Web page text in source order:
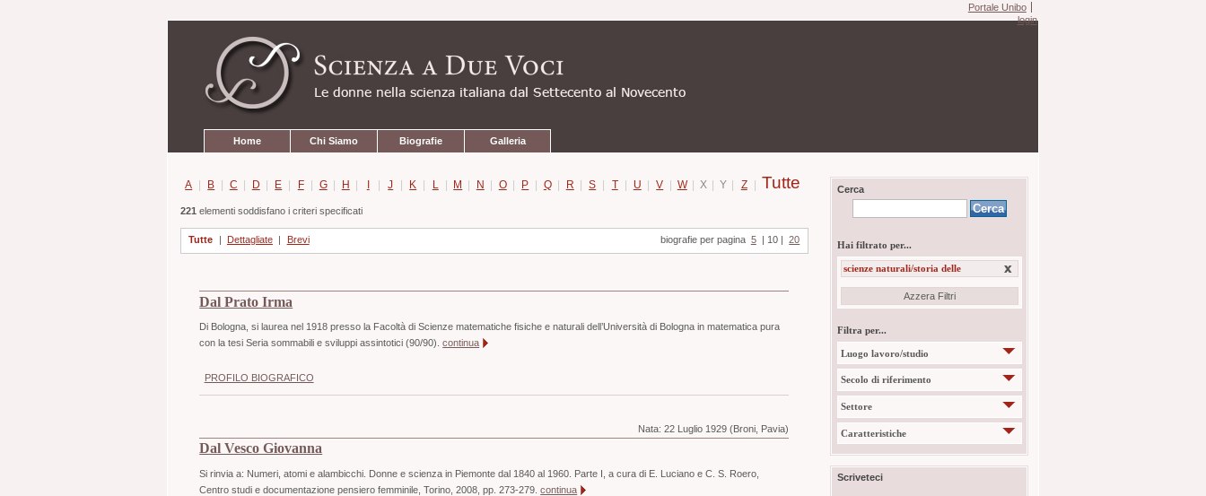
contenuti.
navigazione
Portale Unibo
login
Home Chi Siamo Biografie Galleria
A | B | C | D | E | F | G | H | I | J | K | L | M | N | O | P | Q | R | S | T | U | V | W | X | Y | Z | Tutte
221elementi soddisfano i criteri specificati
Tutte Dettagliate Brevi biografie per pagina 5 10 20
Dal Prato Irma
Di Bologna, si laurea nel 1918 presso la Facoltà di Scienze matematiche fisiche e naturali dell’Università di Bologna in matematica pura
con la tesi Seria sommabili e sviluppi assintotici (90/90).continua
PROFILO BIOGRAFICO
Nata:22 Luglio 1929 (Broni, Pavia)
Dal Vesco Giovanna
Si rinvia a: Numeri, atomi e alambicchi. Donne e scienza in Piemonte dal 1840 al 1960. Parte I, a cura di E. Luciano e C. S. Roero,
Centro studi e documentazione pensiero femminile, Torino, 2008, pp. 273-279.continua
Cerca
Hai filtrato per...
scienze naturali/storia delle
Azzera Filtri
Filtra per...
Luogo lavoro/studio
Secolo di riferimento
Settore
Caratteristiche
Scriveteci